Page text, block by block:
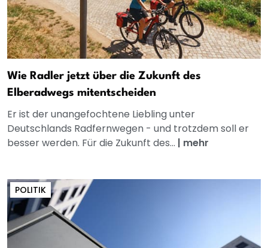
Wie Radler jetzt über die Zukunft des
Elberadwegs mitentscheiden
Er ist der unangefochtene Liebling unter
Deutschlands Radfernwegen - und trotzdem soll er
besser werden. Für die Zukunft des... | mehr
POLITIK